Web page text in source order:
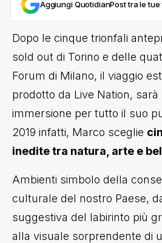
Aggiungi QuotidianPost tra le
Dopo le cinque trionfali
sold out di Torino e delle
Forum di Milano, il viaggio
prodotto da Live Nation,
immersione per tutto il suo
2019 infatti, Marco sceglie
inedite tra natura, arte e
Ambienti simbolo della
culturale del nostro Paese,
suggestiva del labirinto più
alla visuale sorprendente di